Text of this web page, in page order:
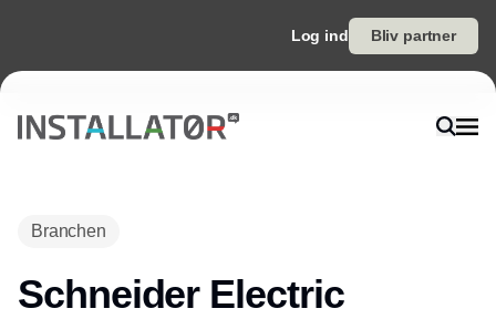
Log ind Bliv partner
Branchen
Schneider Electric